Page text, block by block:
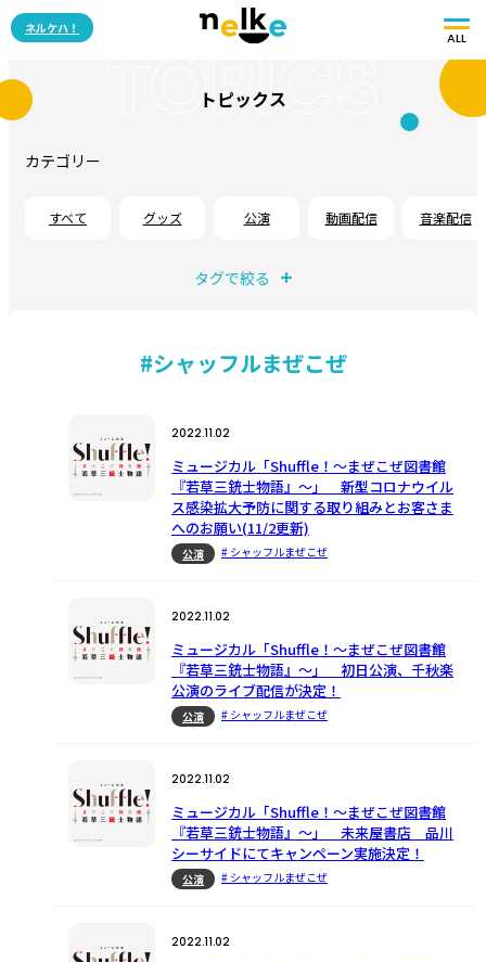
ネルケハ！
ALL
TOPICS
トピックス
カテゴリー
すべて グッズ 公演 動画配信 音楽配信
タグで絞る
#シャッフルまぜこぜ
2022.11.02
ミュージカル「Shuffle！〜まぜこぜ図書館
『若草三銃士物語』〜」 新型コロナウイル
ス感染拡大予防に関する取り組みとお客さま
へのお願い(11/2更新)
公演 # シャッフルまぜこぜ
2022.11.02
ミュージカル「Shuffle！〜まぜこぜ図書館
『若草三銃士物語』〜」 初日公演、千秋楽
公演のライブ配信が決定！
公演 # シャッフルまぜこぜ
2022.11.02
ミュージカル「Shuffle！〜まぜこぜ図書館
『若草三銃士物語』〜」 未来屋書店 品川
シーサイドにてキャンペーン実施決定！
公演 # シャッフルまぜこぜ
2022.11.02